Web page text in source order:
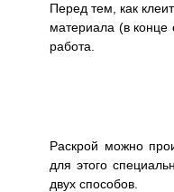
Перед тем, как
материала (в конце
работа.
Раскрой можно
для этого
двух способов.